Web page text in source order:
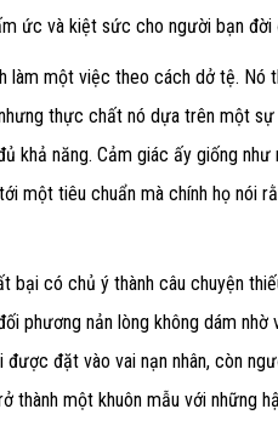
ức và kiệt sức cho người bạn đời
làm một việc theo cách dở tệ. Nó
thực chất nó dựa trên một
khả năng. Cảm giác ấy giống
một tiêu chuẩn mà chính họ nói
bại có chủ ý thành câu chuyện
phương nản lòng không dám nhờ
đặt vào vai nạn nhân, còn
thành một khuôn mẫu với những